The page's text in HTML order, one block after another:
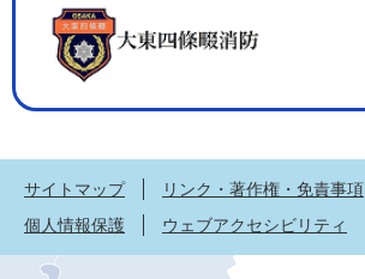
サイトマップ
リンク・著作権・免責事項
個人情報保護
ウェブアクセシビリティ